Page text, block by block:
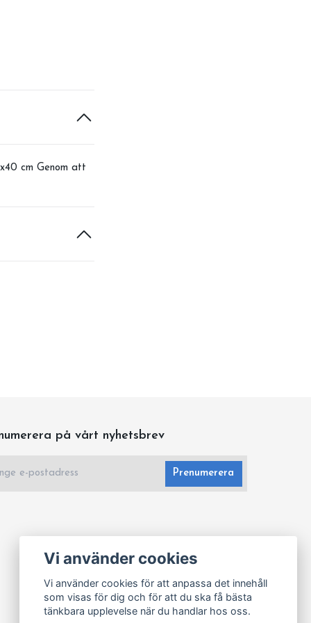
cm Genom att
på vårt nyhetsbrev
Prenumerera
Vi använder cookies
Vi använder cookies för att anpassa det innehåll
som visas för dig och för att du ska få bästa
tänkbara upplevelse när du handlar hos oss.